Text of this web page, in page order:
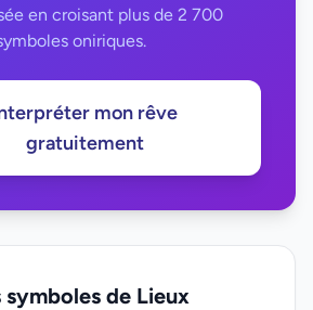
en croisant plus de 2 700
oniriques.
mon rêve
gratuitement
symboles de Lieux